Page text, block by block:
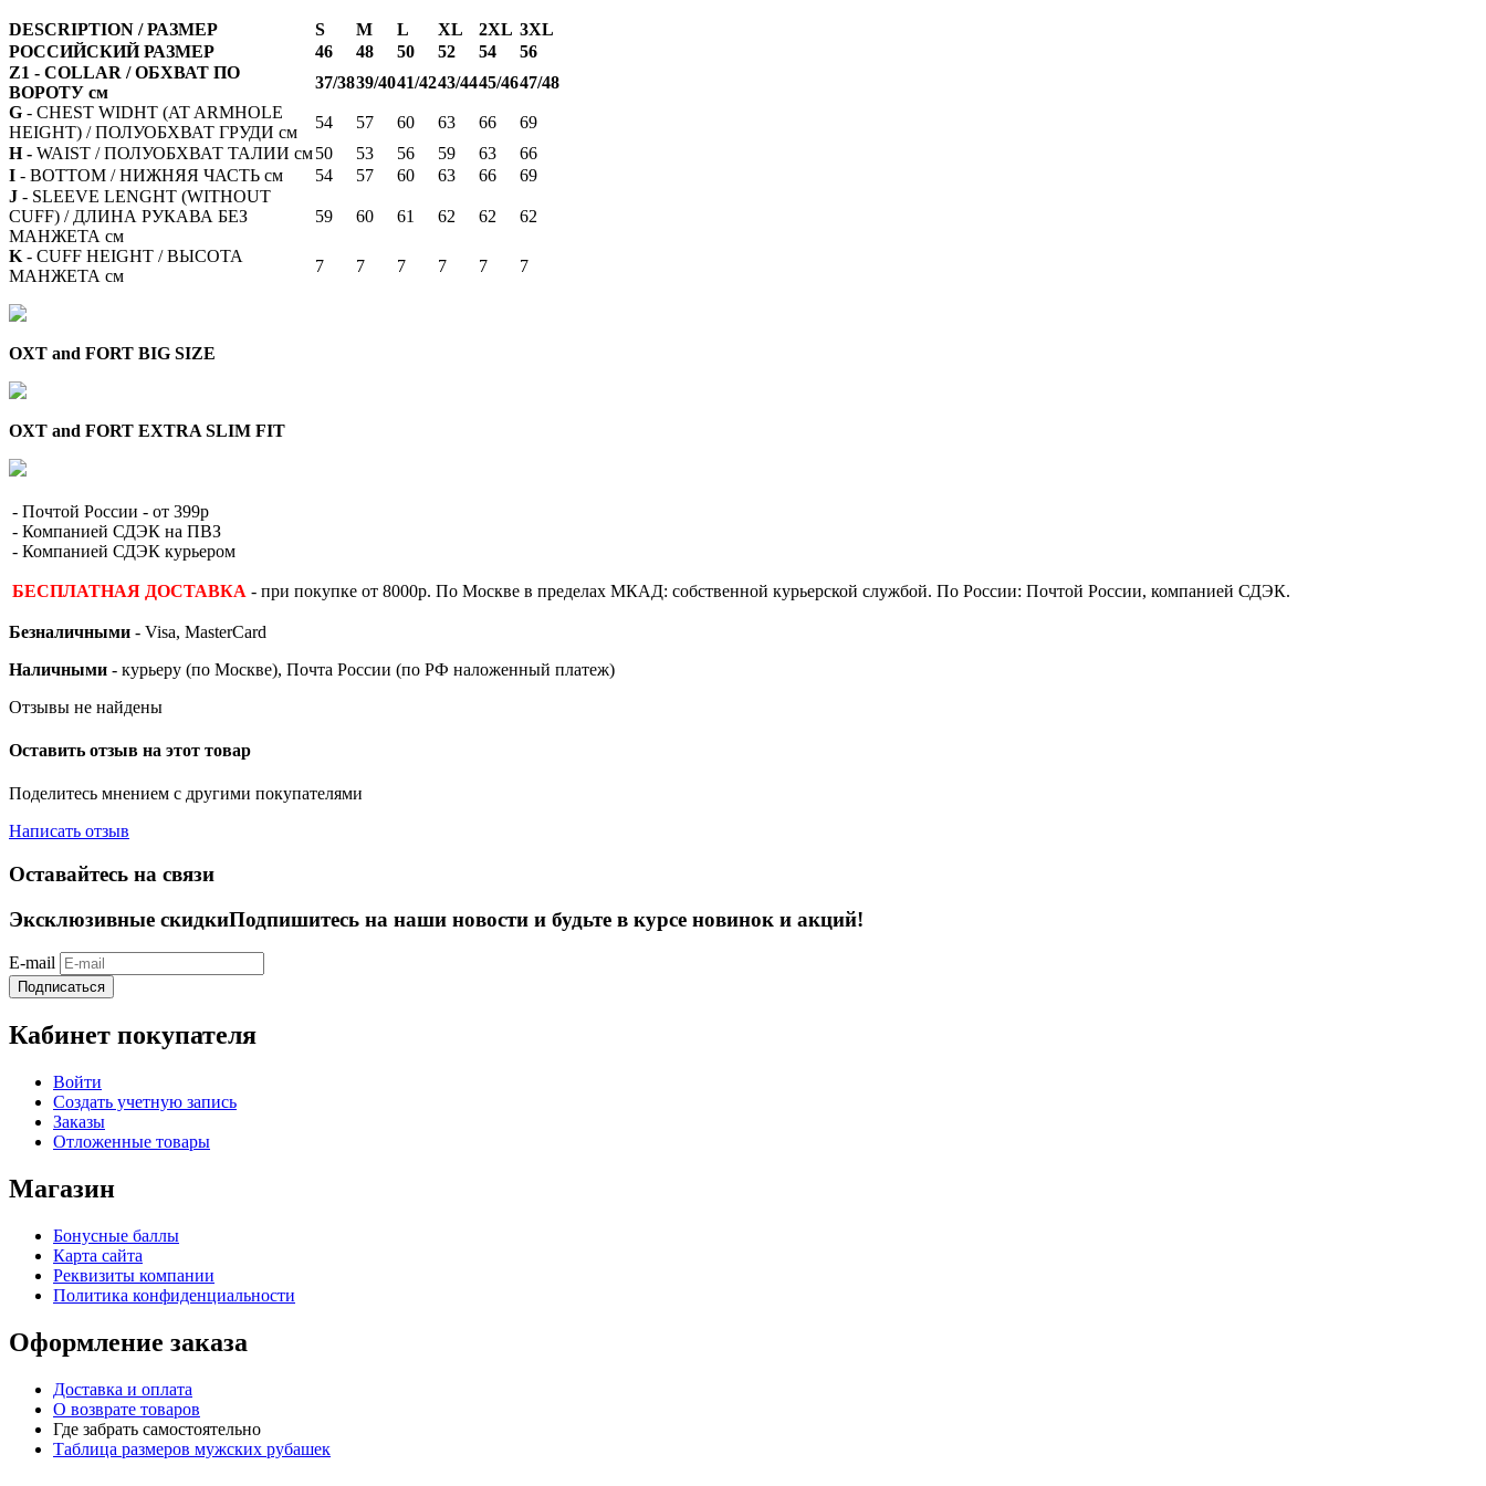
DESCRIPTION / РАЗМЕР S M L XL 2XL 3XL
РОССИЙСКИЙ РАЗМЕР
46 48 50 52 54
56
Z1 - COLLAR / ОБХВАТ ПО
ВОРОТУ см
37/3839/4041/4243/4445/4647/48
G - CHEST WIDHT (AT ARMHOLE
HEIGHT) / ПОЛУОБХВАТ ГРУДИ см
54 57 60 63 66
69
H - WAIST / ПОЛУОБХВАТ ТАЛИИ см50 53 56 59 63
66
I - BOTTOM / НИЖНЯЯ ЧАСТЬ см 54 57 60 63 66
69
J - SLEEVE LENGHT (WITHOUT
CUFF) / ДЛИНА РУКАВА БЕЗ
МАНЖЕТА см
59 60 61 62 62 62
K - CUFF HEIGHT / ВЫСОТА
МАНЖЕТА см
7 7 7 7 7 7
OXT and FORT BIG SIZE
OXT and FORT EXTRA SLIM FIT
- Почтой России - от 399р
- Компанией СДЭК на ПВЗ
- Компанией СДЭК курьером
БЕСПЛАТНАЯ ДОСТАВКА - при покупке от 8000р. По Москве в пределах МКАД: собственной курьерской службой. По России: Почтой России, компанией СДЭК.
Безналичными - Visa, MasterCard
Наличными - курьеру (по Москве), Почта России (по РФ наложенный платеж)
Отзывы не найдены
Оставить отзыв на этот товар
Поделитесь мнением с другими покупателями
Написать отзыв
Оставайтесь на связи
Эксклюзивные скидкиПодпишитесь на наши новости и будьте в курсе новинок и акций!
E-mail
Подписаться
Кабинет покупателя
Войти
Создать учетную запись
Заказы
Отложенные товары
Магазин
Бонусные баллы
Карта сайта
Реквизиты компании
Политика конфиденциальности
Оформление заказа
Доставка и оплата
О возврате товаров
Где забрать самостоятельно
Таблица размеров мужских рубашек